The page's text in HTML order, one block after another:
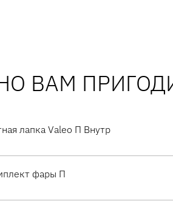
ВАМ
лапка Valeo П Внутр
фары П